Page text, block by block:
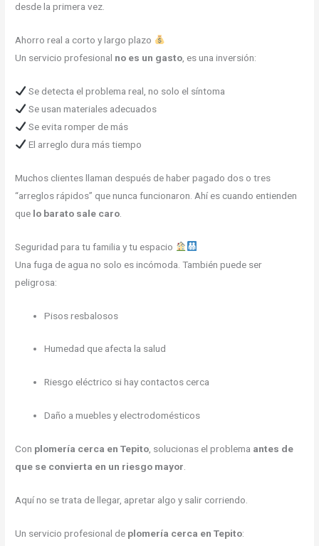
desde la primera vez.
Ahorro real a corto y largo plazo
Un servicio profesional no es un gasto , es una inversión:
Se detecta el problema real, no solo el síntoma
Se usan materiales adecuados
Se evita romper de más
El arreglo dura más tiempo
Muchos clientes llaman después de haber pagado dos o tres
“arreglos rápidos” que nunca funcionaron. Ahí es cuando entienden
que lo barato sale caro
Seguridad para tu familia y tu espacio
Una fuga de agua no solo es incómoda. También puede ser
peligrosa:
Pisos resbalosos
Humedad que afecta la salud
Riesgo eléctrico si hay contactos cerca
Daño a muebles y electrodomésticos
Con plomería cerca en Tepito , solucionas el problema antes de
que se convierta en un riesgo mayor
Aquí no se trata de llegar, apretar algo y salir corriendo.
Un servicio profesional de plomería cerca en Tepito: